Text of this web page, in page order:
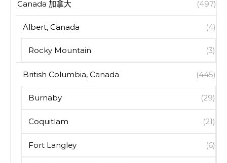
Canada 加拿大 (497)
Albert, Canada (4)
Rocky Mountain (3)
British Columbia, Canada (445)
Burnaby (29)
Coquitlam (21)
Fort Langley (6)